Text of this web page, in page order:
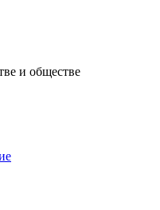
и обществе